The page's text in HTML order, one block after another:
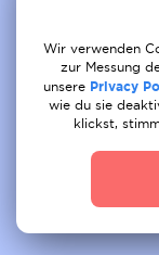
Wir verwenden
zur Messung
unsere Privacy
wie du sie
klickst,